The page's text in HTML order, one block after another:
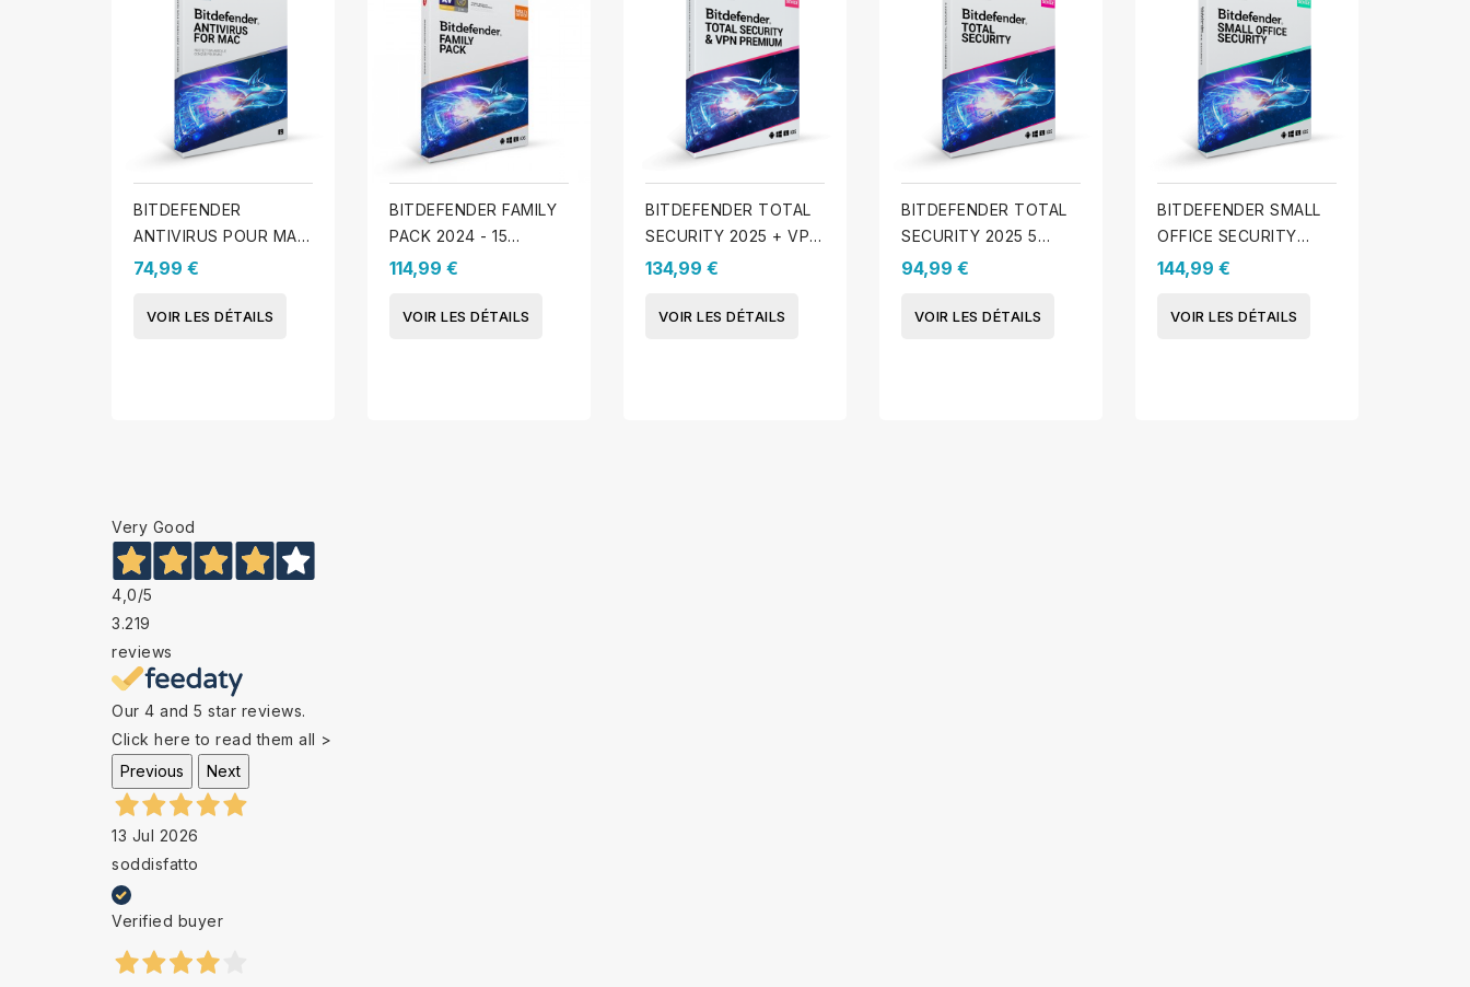
BITDEFENDER
ANTIVIRUS POUR MAC
2025 - 3 MAC - 1 An
74,99 €
VOIR LES DÉTAILS
BITDEFENDER FAMILY
PACK 2024 - 15
appareils - 1 An
114,99 €
VOIR LES DÉTAILS
BITDEFENDER TOTAL
SECURITY 2025 + VPN
5 appareils - 1 An
134,99 €
VOIR LES DÉTAILS
BITDEFENDER TOTAL
SECURITY 2025 5
appareils - 1 An
94,99 €
VOIR LES DÉTAILS
BITDEFENDER SMALL
OFFICE SECURITY
2025 - 10 appareils - 1
144,99 €
VOIR LES DÉTAILS
Very Good
4,0/5
3.219
reviews
Our 4 and 5 star reviews.
Click here to read them all >
Previous
Next
13 Jul 2026
soddisfatto
Verified buyer